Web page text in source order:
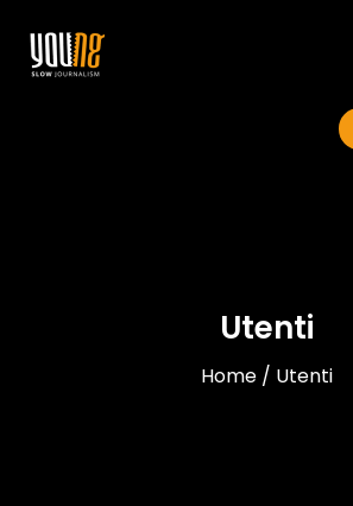
Utenti
Home / Utenti